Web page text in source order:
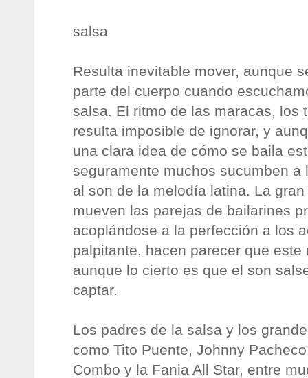
salsa
Resulta inevitable mover, aunque
parte del cuerpo cuando
salsa. El ritmo de las maracas, los
resulta imposible de ignorar, y
una clara idea de cómo se baila
seguramente muchos sucumben a
al son de la melodía latina. La
mueven las parejas de bailarines
acoplándose a la perfección a los
palpitante, hacen parecer que
aunque lo cierto es que el son
captar.
Los padres de la salsa y los
como Tito Puente, Johnny
Combo y la Fania All Star, entre